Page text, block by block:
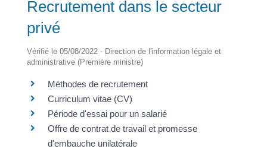
Recrutement dans le secteur
privé
Vérifié le 05/08/2022 - Direction de l'information légale et
administrative (Première ministre)
Méthodes de recrutement
Curriculum vitae (CV)
Période d'essai pour un salarié
Offre de contrat de travail et promesse
d'embauche unilatérale